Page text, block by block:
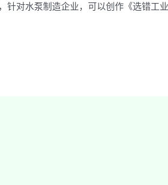
针对水泵制造企业，可以创作《选错工